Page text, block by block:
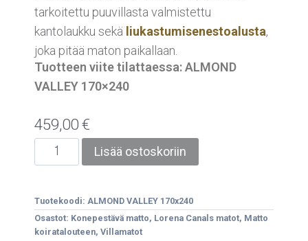
tarkoitettu puuvillasta valmistettu
kantolaukku sekä liukastumisenestoalusta,
joka pitää maton paikallaan.
Tuotteen viite tilattaessa: ALMOND
VALLEY 170×240
459,00€
Lisää ostoskoriin
Tuotekoodi: ALMOND VALLEY 170x240
Osastot: Konepestävä matto, Lorena Canals matot, Matto
koiratalouteen, Villamatot